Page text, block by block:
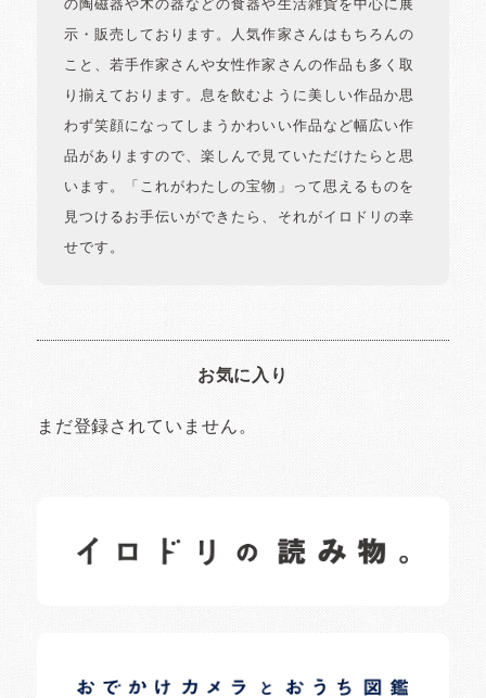
の陶磁器や木の器などの食器や生活雑貨を中心に展
示・販売しております。人気作家さんはもちろんの
こと、若手作家さんや女性作家さんの作品も多く取
り揃えております。息を飲むように美しい作品か思
わず笑顔になってしまうかわいい作品など幅広い作
品がありますので、楽しんで見ていただけたらと思
います。「これがわたしの宝物」って思えるものを
見つけるお手伝いができたら、それがイロドリの幸
せです。
お気に入り
まだ登録されていません。
日常の様子など随時更新中です。
日常の様子など随時更新中です。